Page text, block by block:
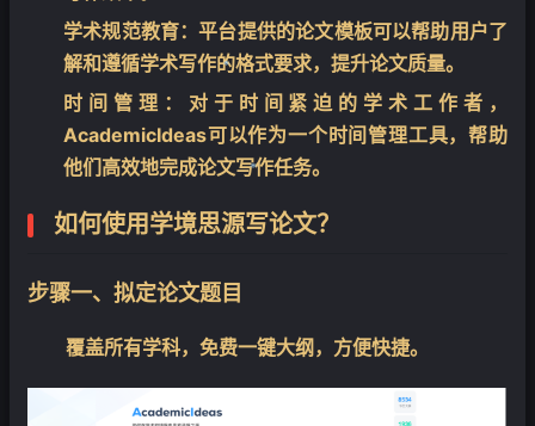
学术规范教育：平台提供的论文模板可以帮助用户了
解和遵循学术写作的格式要求，提升论文质量。
时间管理 ：对于时间紧迫的学术工作者，
AcademicIdeas可以作为一个时间管理工具，帮助
他们高效地完成论文写作任务。
如何使用学境思源写论文？
步骤一、拟定论文题目
覆盖所有学科，免费一键大纲，方便快捷。
❄